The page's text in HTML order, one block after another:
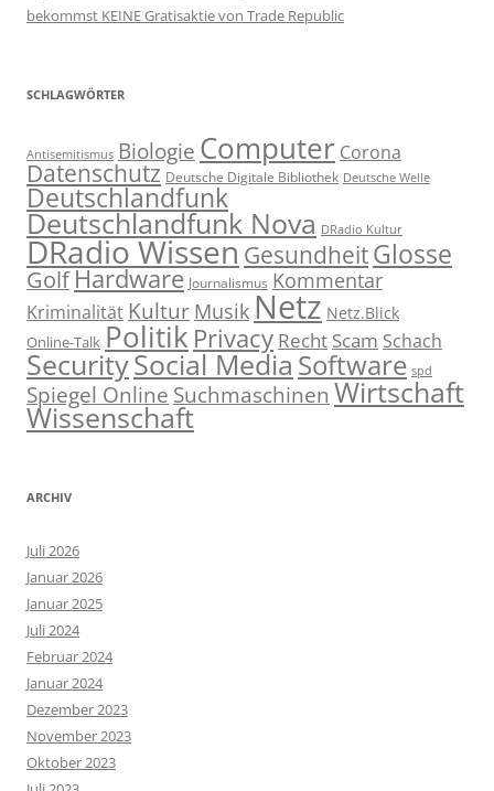
bekommst KEINE Gratisaktie von Trade Republic
SCHLAGWÖRTER
Antisemitismus Biologie Computer Corona
Datenschutz Deutsche Digitale Bibliothek Deutsche Welle
Deutschlandfunk
Deutschlandfunk Nova DRadio Kultur
DRadio WissenGesundheitGlosse
GolfHardware Journalismus Kommentar
Kriminalität Kultur Musik Netz Netz.Blick
Online-Talk Politik Privacy Recht Scam Schach
SecuritySocial Media Software spd
Spiegel Online Suchmaschinen Wirtschaft
Wissenschaft
ARCHIV
Juli 2026
Januar 2026
Januar 2025
Juli 2024
Februar 2024
Januar 2024
Dezember 2023
November 2023
Oktober 2023